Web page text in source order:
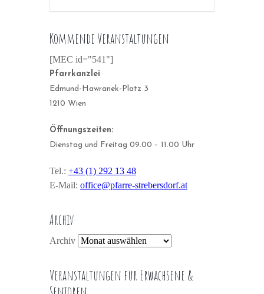
Kommende Veranstaltungen
[MEC id="541"]
Pfarrkanzlei
Edmund-Hawranek-Platz 3
1210 Wien
Öffnungszeiten:
Dienstag und Freitag 09.00 – 11.00 Uhr
Tel.: +43 (1) 292 13 48
E-Mail: office@pfarre-strebersdorf.at
Archiv
Archiv
Veranstaltungen für Erwachsene &